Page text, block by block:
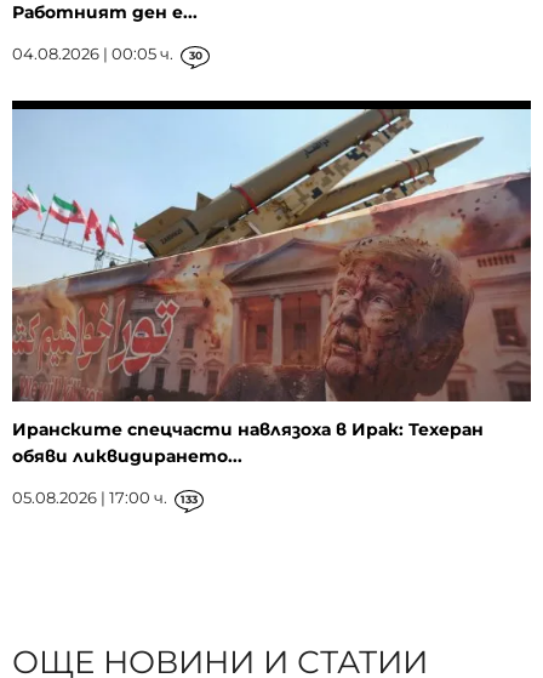
Работният ден е...
04.08.2026 | 00:05 ч. 30
Иранските спецчасти навлязоха в Ирак: Техеран
обяви ликвидирането...
05.08.2026 | 17:00 ч. 133
ОЩЕ НОВИНИ И СТАТИИ